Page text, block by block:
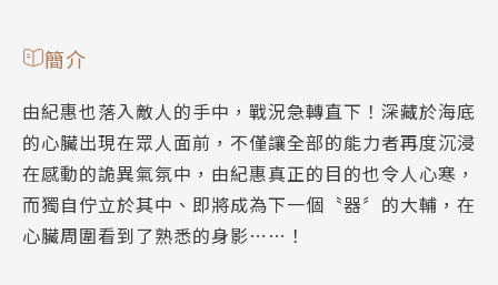
簡介
由紀惠也落入敵人的手中，戰況急轉直下！深藏於海底
的心臟出現在眾人面前，不僅讓全部的能力者再度沉浸
在感動的詭異氣氛中，由紀惠真正的目的也令人心寒，
而獨自佇立於其中、即將成為下一個〝器〞的大輔，在
心臟周圍看到了熟悉的身影……！